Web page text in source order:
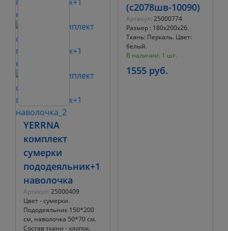
YERRNA
комплект
сумерки
пододеяльник+1
наволочка
Артикул: 25000409
Цвет - сумерки.
Пододеяльник 150*200
см, наволочка 50*70 см.
Состав ткани - хлопок.
(с2078шв-10090)
Артикул: 25000774
Размер : 180х200х26.
Ткань: Перкаль. Цвет:
белый.
В наличии: 1 шт.
1555 руб.